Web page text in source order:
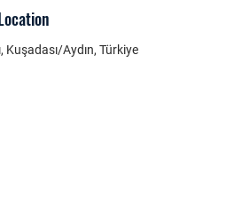
Kuşadası/Aydın, Türkiye